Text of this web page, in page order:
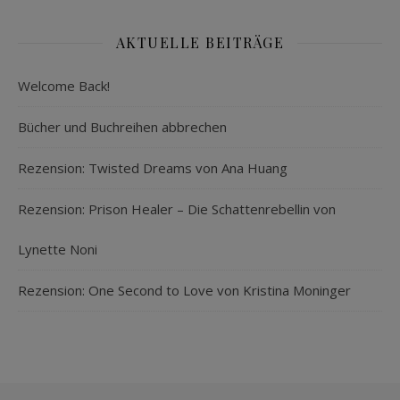
AKTUELLE BEITRÄGE
Welcome Back!
Bücher und Buchreihen abbrechen
Rezension: Twisted Dreams von Ana Huang
Rezension: Prison Healer – Die Schattenrebellin von
Lynette Noni
Rezension: One Second to Love von Kristina Moninger